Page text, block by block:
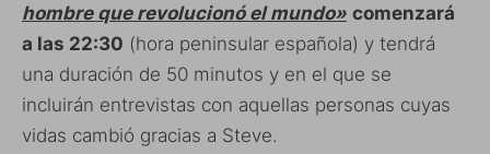
hombre que revolucionó el mundo» comenzará
a las 22:30 (hora peninsular española) y tendrá
una duración de 50 minutos y en el que se
incluirán entrevistas con aquellas personas cuyas
vidas cambió gracias a Steve.